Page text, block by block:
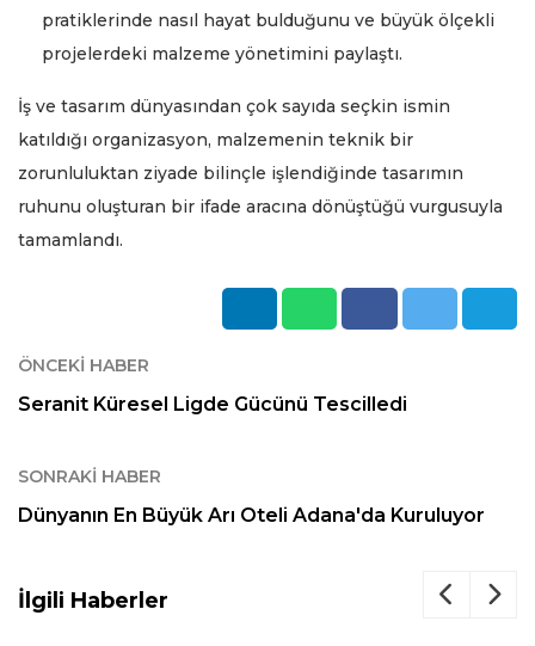
pratiklerinde nasıl hayat bulduğunu ve büyük ölçekli
projelerdeki malzeme yönetimini paylaştı.
İş ve tasarım dünyasından çok sayıda seçkin ismin
katıldığı organizasyon, malzemenin teknik bir
zorunluluktan ziyade bilinçle işlendiğinde tasarımın
ruhunu oluşturan bir ifade aracına dönüştüğü vurgusuyla
tamamlandı.
ÖNCEKI HABER
Seranit Küresel Ligde Gücünü Tescilledi
SONRAKI HABER
Dünyanın En Büyük Arı Oteli Adana'da Kuruluyor
İlgili Haberler